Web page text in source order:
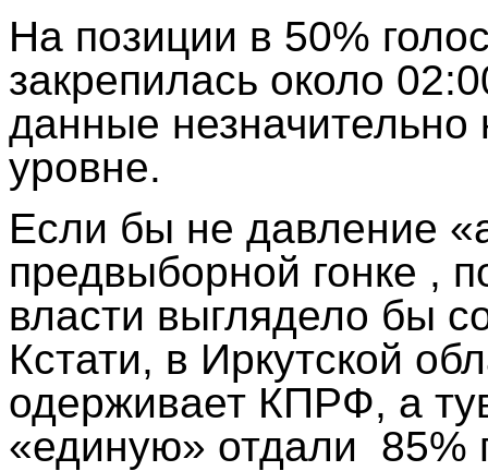
На позиции в 50%
закрепилась около
данные незначительно
уровне.
Если бы не давление
предвыборной гонке ,
власти выглядело бы
Кстати, в Иркутской
одерживает КПРФ, а
«единую» отдали
85%